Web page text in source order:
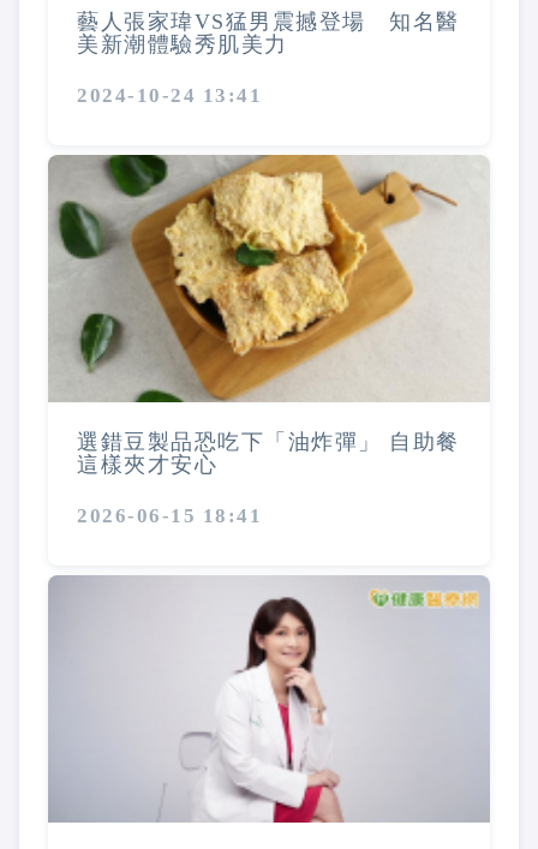
藝人張家瑋VS猛男震撼登場 知名醫
美新潮體驗秀肌美力
2024-10-24 13:41
選錯豆製品恐吃下「油炸彈」 自助餐
這樣夾才安心
2026-06-15 18:41